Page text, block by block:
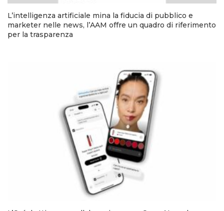
L’intelligenza artificiale mina la fiducia di pubblico e
marketer nelle news, l’AAM offre un quadro di riferimento
per la trasparenza